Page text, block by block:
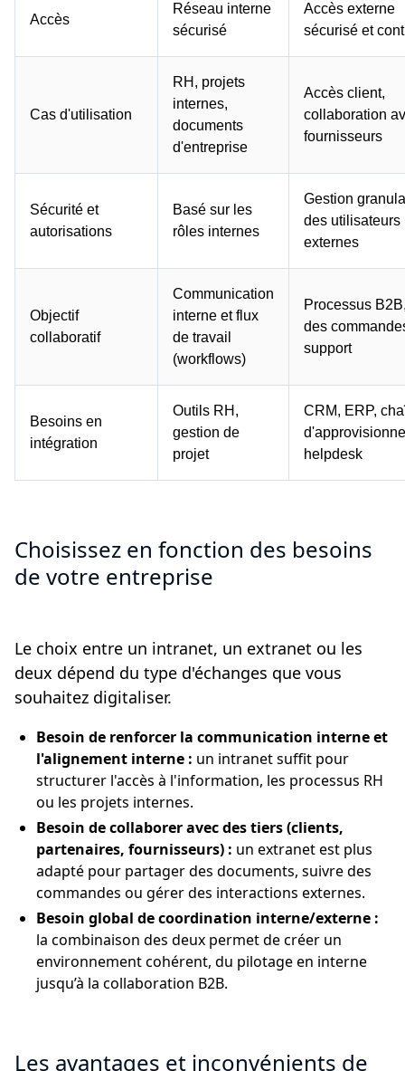
Accès
Réseau interne
sécurisé
Accès externe
sécurisé et
Cas d'utilisation
RH, projets
internes,
documents
d'entreprise
Accès client,
collaboration
fournisseurs
Sécurité et
autorisations
Basé sur les
rôles internes
Gestion
des utilisateurs
externes
Objectif
collaboratif
Communication
interne et flux
de travail
(workflows)
Processus
des
support
Besoins en
intégration
Outils RH,
gestion de
projet
CRM, ERP,
helpdesk
Choisissez en fonction des besoins
de votre entreprise
Le choix entre un intranet, un extranet ou les
deux dépend du type d'échanges que vous
souhaitez digitaliser.
Besoin de renforcer la communication interne et
l'alignement interne : un intranet suffit pour
structurer l'accès à l'information, les processus RH
ou les projets internes.
Besoin de collaborer avec des tiers (clients,
partenaires, fournisseurs) : un extranet est plus
adapté pour partager des documents, suivre des
commandes ou gérer des interactions externes.
Besoin global de coordination interne/externe :
la combinaison des deux permet de créer un
environnement cohérent, du pilotage en interne
jusqu’à la collaboration B2B.
Les avantages et inconvénients de